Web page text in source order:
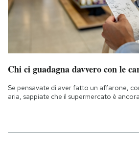
Chi ci guadagna davvero con le
Se pensavate di aver fatto un affarone,
aria, sappiate che il supermercato è